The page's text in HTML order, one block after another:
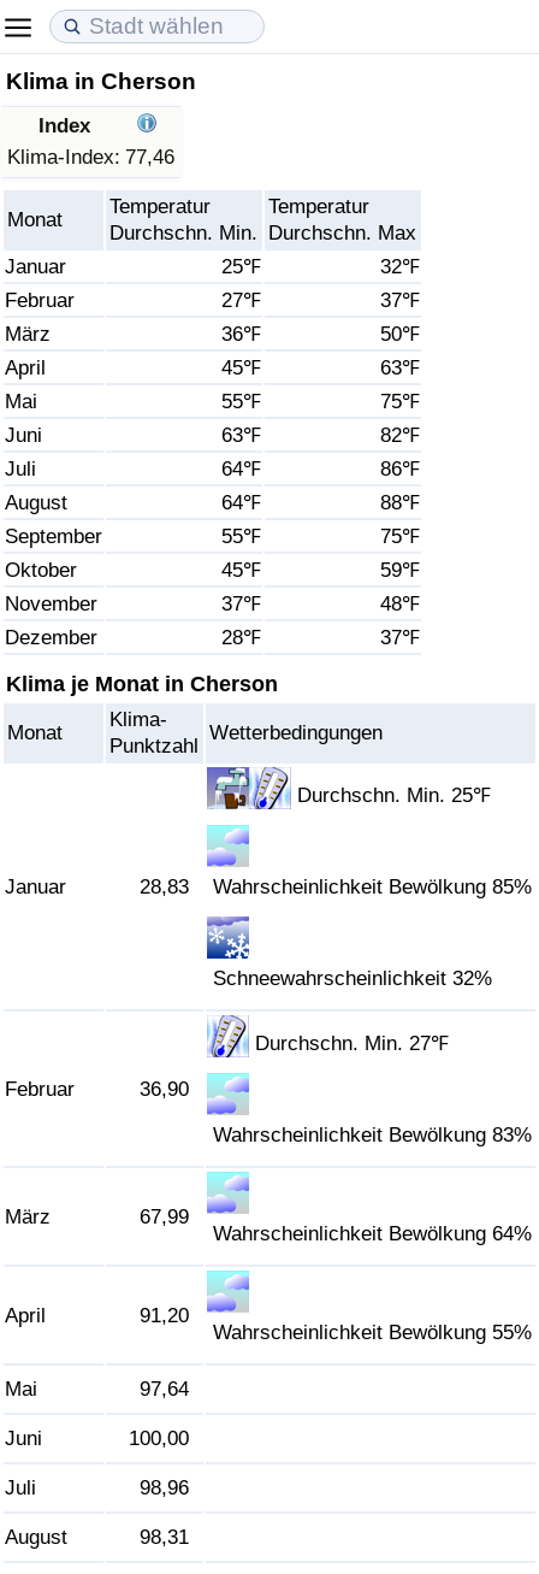
Klima in Cherson
Index
Klima-Index: 77,46
Monat
Temperatur
Durchschn. Min.
Temperatur
Durchschn. Max
Januar
25℉
32℉
Februar
27℉
37℉
März
36℉
50℉
April
45℉
63℉
Mai
55℉
75℉
Juni
63℉
82℉
Juli
64℉
86℉
August
64℉
88℉
September
55℉
75℉
Oktober
45℉
59℉
November
37℉
48℉
Dezember
28℉ 37℉
Klima je Monat in Cherson
Monat
Klima-
Punktzahl
Wetterbedingungen
Januar 28,83
Durchschn. Min. 25℉
Wahrscheinlichkeit Bewölkung 85%
Schneewahrscheinlichkeit 32%
Februar 36,90
Durchschn. Min. 27℉
Wahrscheinlichkeit Bewölkung 83%
März 67,99
Wahrscheinlichkeit Bewölkung 64%
April 91,20
Wahrscheinlichkeit Bewölkung 55%
Mai 97,64
Juni 100,00
Juli 98,96
August 98,31
Lebenshaltungskosten
Lebenshaltungskosten-Index (aktuell)
Lebenshaltungskosten-Index
Lebenshaltungskosten-Index nach Land
in Akaba
Immobilienpreise
Immobilienpreis-Index (aktuell)
Immobilienpreis-Index
Immobilienpreis-Index nach Land
Lebensqualität
Lebensqualität-Index
Lebensqualität-Index (aktuell)
Lebensqualitätsindex nach Land
Kriminalität
Kriminalitäts-Index (aktuell)
Kriminalitäts-Index
Kriminalitätsindex nach Land
Gesundheitsversorgung
Gesundheitsversorgungs-Index (aktuell)
Gesundheitsversorgungs-Index nach Land
Umweltverschmutzung
Umweltverschmutzungs-Index (aktuell)
Verschmutzungsindex
Umweltverschmutzungs-Index nach Land
Verkehrs-Index (aktuell)